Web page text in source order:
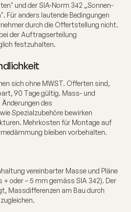
und der SIA-Norm 342 „Sonnen-
Für anders lautende Bedingungen
durch die Offertstellung nicht.
der Auftragserteilung
festzuhalten.
sich ohne MWST. Offerten sind,
90 Tage gültig. Mass- und
des
Spezialzubehöre bewirken
Mehrkosten für Montage auf
bleiben vorbehalten.
vereinbarter Masse und Pläne
oder – 5 mm gemäss SIA 342). Der
Massdifferenzen am Bau durch